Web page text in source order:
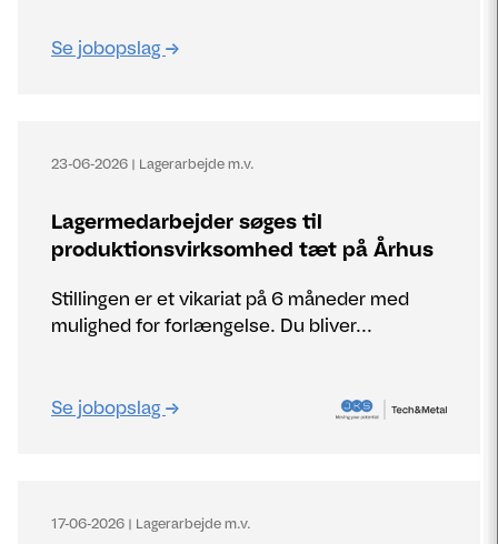
Se jobopslag
23-06-2026 | Lagerarbejde m.v.
Lagermedarbejder søges til
produktionsvirksomhed tæt på Århus
Stillingen er et vikariat på 6 måneder med
mulighed for forlængelse. Du bliver...
Se jobopslag
17-06-2026 | Lagerarbejde m.v.